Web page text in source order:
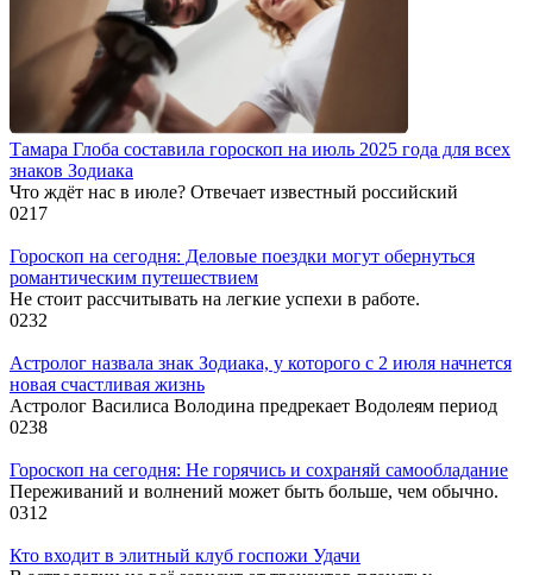
Тамара Глоба составила гороскоп на июль 2025 года для всех
знаков Зодиака
Что ждёт нас в июле? Отвечает известный российский
0217
Гороскоп на сегодня: Деловые поездки могут обернуться
романтическим путешествием
Не стоит рассчитывать на легкие успехи в работе.
0232
Астролог назвала знак Зодиака, у которого с 2 июля начнется
новая счастливая жизнь
Астролог Василиса Володина предрекает Водолеям период
0238
Гороскоп на сегодня: Не горячись и сохраняй самообладание
Переживаний и волнений может быть больше, чем обычно.
0312
Кто входит в элитный клуб госпожи Удачи